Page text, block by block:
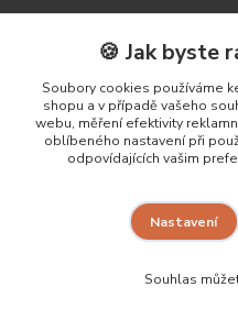
+420 799 506 742
(Po-Pá, 8-16 hod.)
katerina@bezva.shop
Vytvořeno na
🍪 Jak byste
Soubory cookies používáme
shopu a v případě vašeho
webu, měření efektivity
oblíbeného nastavení při
odpovídajících vašim
Nastavení
Souhlas